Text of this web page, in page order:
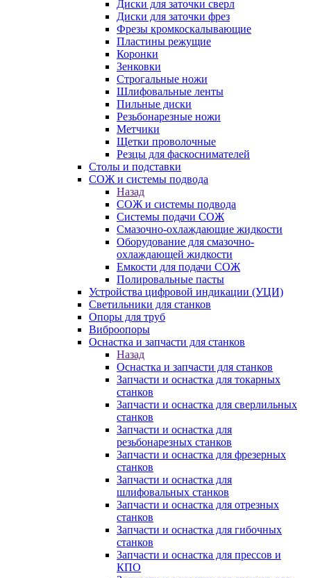
Диски для заточки сверл
Диски для заточки фрез
Фрезы кромкоскалывающие
Пластины режущие
Коронки
Зенковки
Строгальные ножи
Шлифовальные ленты
Пильные диски
Резьбонарезные ножи
Метчики
Щетки проволочные
Резцы для фаскоснимателей
Столы и подставки
СОЖ и системы подвода
Назад
СОЖ и системы подвода
Системы подачи СОЖ
Смазочно-охлаждающие жидкости
Оборудование для смазочно-
охлаждающей жидкости
Емкости для подачи СОЖ
Полировальные пасты
Устройства цифровой индикации (УЦИ)
Светильники для станков
Опоры для труб
Виброопоры
Оснастка и запчасти для станков
Назад
Оснастка и запчасти для станков
Запчасти и оснастка для токарных
станков
Запчасти и оснастка для сверлильных
станков
Запчасти и оснастка для
резьбонарезных станков
Запчасти и оснастка для фрезерных
станков
Запчасти и оснастка для
шлифовальных станков
Запчасти и оснастка для отрезных
станков
Запчасти и оснастка для гибочных
станков
Запчасти и оснастка для прессов и
КПО